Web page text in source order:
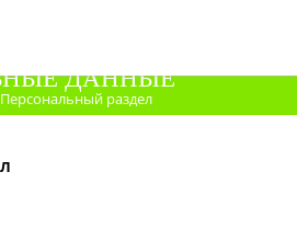
ДАННЫЕ
Персональный раздел